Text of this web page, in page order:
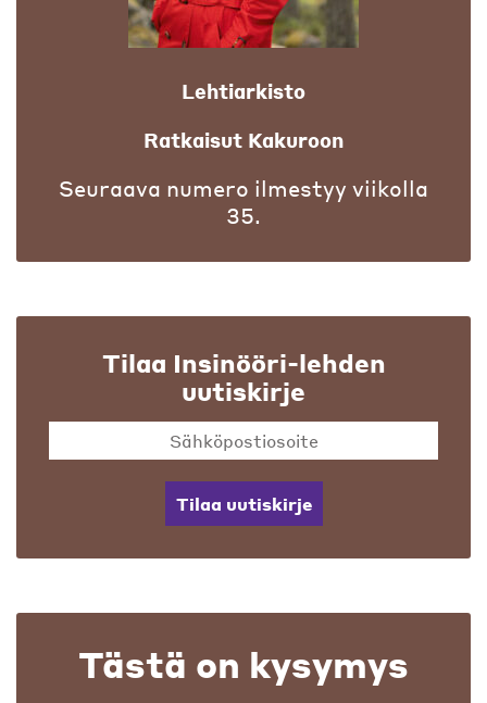
Lehtiarkisto
Ratkaisut Kakuroon
Seuraava numero ilmestyy viikolla
35.
Tilaa Insinööri-lehden
uutiskirje
Tilaa uutiskirje
Tästä on kysymys